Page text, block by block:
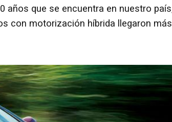
años que se encuentra en nuestro
con motorización híbrida llegaron más